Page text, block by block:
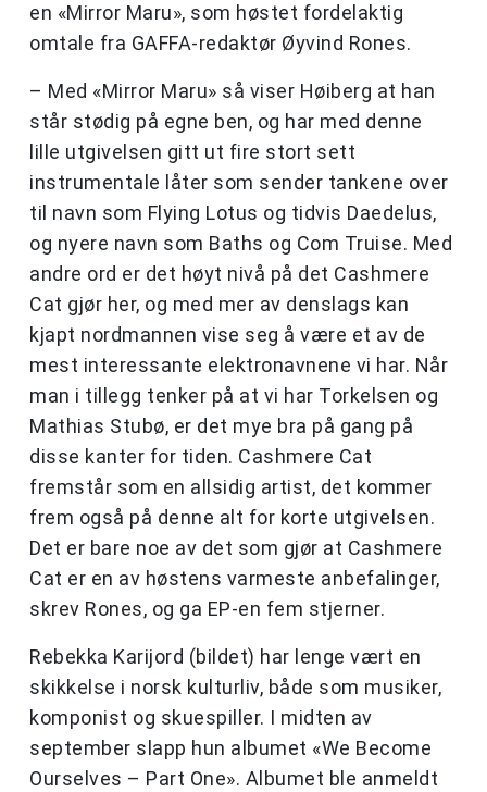
en «Mirror Maru», som høstet fordelaktig
omtale fra GAFFA-redaktør Øyvind Rones.
– Med «Mirror Maru» så viser Høiberg at han
står stødig på egne ben, og har med denne
lille utgivelsen gitt ut fire stort sett
instrumentale låter som sender tankene over
til navn som Flying Lotus og tidvis Daedelus,
og nyere navn som Baths og Com Truise. Med
andre ord er det høyt nivå på det Cashmere
Cat gjør her, og med mer av denslags kan
kjapt nordmannen vise seg å være et av de
mest interessante elektronavnene vi har. Når
man i tillegg tenker på at vi har Torkelsen og
Mathias Stubø, er det mye bra på gang på
disse kanter for tiden. Cashmere Cat
fremstår som en allsidig artist, det kommer
frem også på denne alt for korte utgivelsen.
Det er bare noe av det som gjør at Cashmere
Cat er en av høstens varmeste anbefalinger,
skrev Rones, og ga EP-en fem stjerner.
Rebekka Karijord (bildet) har lenge vært en
skikkelse i norsk kulturliv, både som musiker,
komponist og skuespiller. I midten av
september slapp hun albumet «We Become
Ourselves – Part One». Albumet ble anmeldt